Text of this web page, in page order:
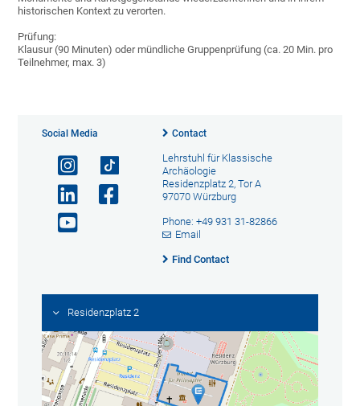
historischen Kontext zu verorten.
Prüfung:
Klausur (90 Minuten) oder mündliche Gruppenprüfung (ca. 20 Min. pro
Teilnehmer, max. 3)
Social Media Contact
Lehrstuhl für Klassische
Archäologie
Residenzplatz 2, Tor A
97070 Würzburg
Phone: +49 931 31-82866
Email
Find Contact
Residenzplatz 2